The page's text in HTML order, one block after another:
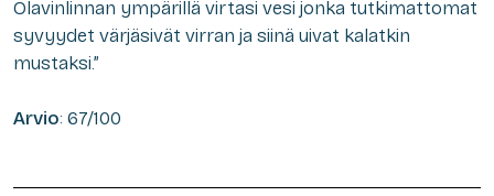
Olavinlinnan ympärillä virtasi vesi jonka tutkimattomat
syvyydet värjäsivät virran ja siinä uivat kalatkin
mustaksi.”
Arvio: 67/100